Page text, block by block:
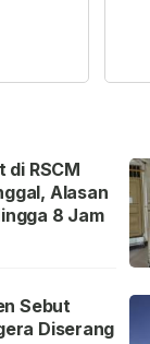
di RSCM
Alasan
8 Jam
Sebut
Diserang